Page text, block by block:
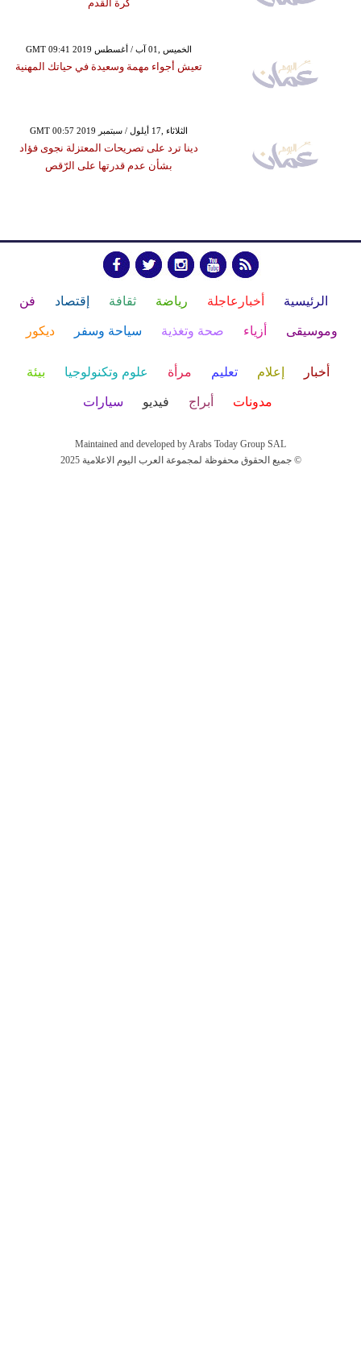
كرة القدم
GMT 09:41 2019 الخميس ,01 آب / أغسطس
تعيش أجواء مهمة وسعيدة في حياتك المهنية
GMT 00:57 2019 الثلاثاء ,17 أيلول / سبتمبر
دينا ترد على تصريحات المعتزلة نجوى فؤاد
بشأن عدم قدرتها على الرّقص
الرئيسية أخبارعاجلة رياضة ثقافة إقتصاد فن
وموسيقى أزياء صحة وتغذية سياحة وسفر ديكور
أخبار إعلام تعليم مرأة علوم وتكنولوجيا بيئة
مدونات أبراج فيديو سيارات
Maintained and developed by Arabs Today Group SAL
جميع الحقوق محفوظة لمجموعة العرب اليوم الاعلامية 2025 ©